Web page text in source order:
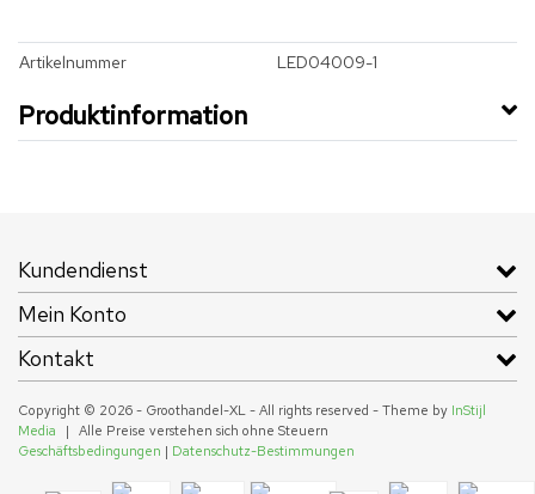
Artikelnummer LED04009-1
Produktinformation
Kundendienst
Mein Konto
Kontakt
Copyright © 2026 - Groothandel-XL - All rights reserved - Theme by InStijl
Media
|
Alle Preise verstehen sich ohne Steuern
Geschäftsbedingungen | Datenschutz-Bestimmungen